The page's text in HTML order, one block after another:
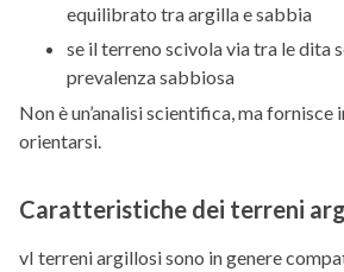
equilibrato tra argilla e sabbia
se il terreno scivola via tra le dita
prevalenza sabbiosa
Non è un’analisi scientifica, ma
orientarsi.
Caratteristiche dei terreni
vI terreni argillosi sono in genere